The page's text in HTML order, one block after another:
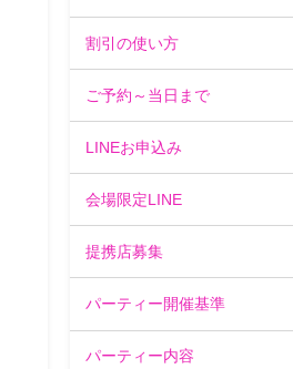
割引の使い方
ご予約～当日まで
LINEお申込み
会場限定LINE
提携店募集
パーティー開催基準
パーティー内容